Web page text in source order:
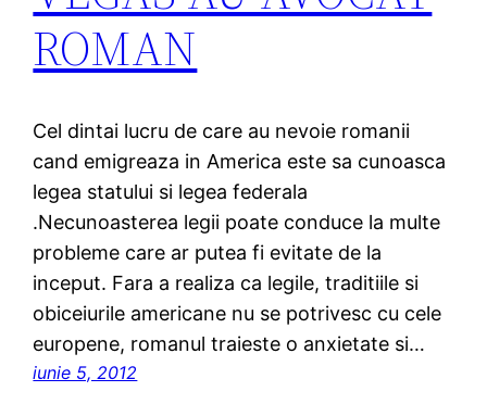
ROMAN
Cel dintai lucru de care au nevoie romanii
cand emigreaza in America este sa cunoasca
legea statului si legea federala
.Necunoasterea legii poate conduce la multe
probleme care ar putea fi evitate de la
inceput. Fara a realiza ca legile, traditiile si
obiceiurile americane nu se potrivesc cu cele
europene, romanul traieste o anxietate si…
iunie 5, 2012